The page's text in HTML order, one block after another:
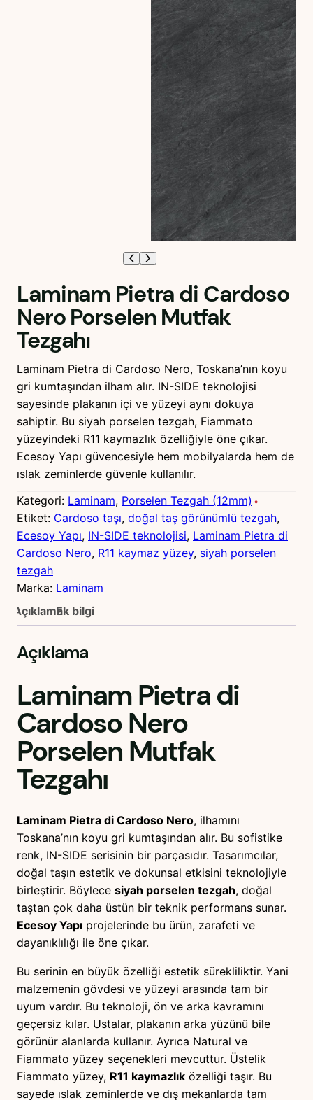
Laminam Pietra di Cardoso
Nero Porselen Mutfak
Tezgahı
Laminam Pietra di Cardoso Nero, Toskana’nın koyu
gri kumtaşından ilham alır. IN-SIDE teknolojisi
sayesinde plakanın içi ve yüzeyi aynı dokuya
sahiptir. Bu siyah porselen tezgah, Fiammato
yüzeyindeki R11 kaymazlık özelliğiyle öne çıkar.
Ecesoy Yapı güvencesiyle hem mobilyalarda hem de
ıslak zeminlerde güvenle kullanılır.
Kategori: Laminam, Porselen Tezgah (12mm)
Etiket: Cardoso taşı, doğal taş görünümlü tezgah
Ecesoy Yapı, IN-SIDE teknolojisi, Laminam Pietra di
Cardoso Nero, R11 kaymaz yüzey, siyah porselen
tezgah
Marka: Laminam
AçıklamaEk bilgi
Açıklama
Laminam Pietra di
Cardoso Nero
Porselen Mutfak
Tezgahı
Laminam Pietra di Cardoso Nero, ilhamını
Toskana’nın koyu gri kumtaşından alır. Bu sofistike
renk, IN-SIDE serisinin bir parçasıdır. Tasarımcılar,
doğal taşın estetik ve dokunsal etkisini teknolojiyle
birleştirir. Böylece siyah porselen tezgah, doğal
taştan çok daha üstün bir teknik performans sunar.
Ecesoy Yapı projelerinde bu ürün, zarafeti ve
dayanıklılığı ile öne çıkar.
Bu serinin en büyük özelliği estetik sürekliliktir. Yani
malzemenin gövdesi ve yüzeyi arasında tam bir
uyum vardır. Bu teknoloji, ön ve arka kavramını
geçersiz kılar. Ustalar, plakanın arka yüzünü bile
görünür alanlarda kullanır. Ayrıca Natural ve
Fiammato yüzey seçenekleri mevcuttur. Üstelik
Fiammato yüzey, R11 kaymazlık özelliği taşır. Bu
sayede ıslak zeminlerde ve dış mekanlarda tam